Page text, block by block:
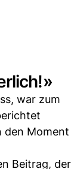
war zum
den Moment
Beitrag, der